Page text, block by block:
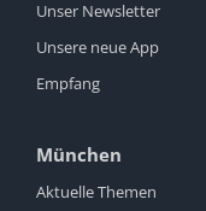
Unser Newsletter
Unsere neue App
Empfang
München
Aktuelle Themen